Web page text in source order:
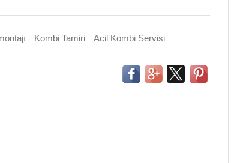
Kombi Tamiri
Acil Kombi Servisi